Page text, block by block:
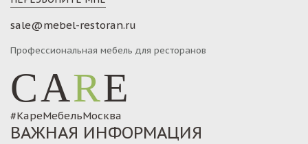
sale@mebel-restoran.ru
Профессиональная мебель для ресторанов
CARE
#КареМебельМосква
ВАЖНАЯ ИНФОРМАЦИЯ